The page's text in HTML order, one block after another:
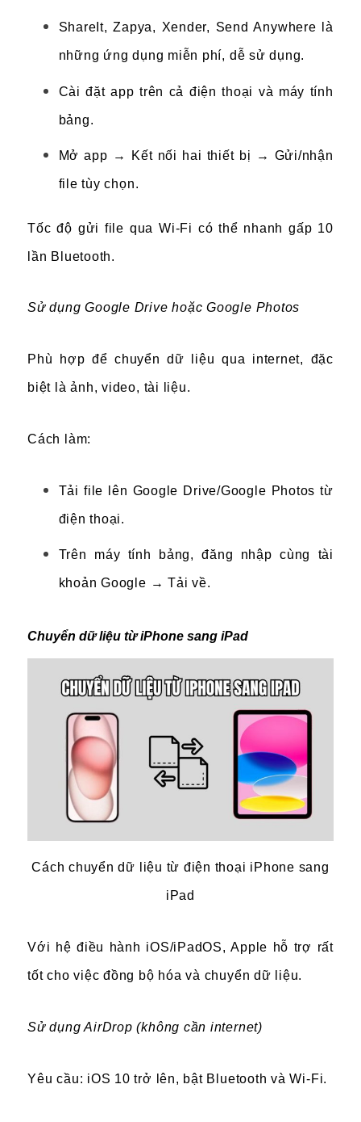
ShareIt, Zapya, Xender, Send Anywhere là
những ứng dụng miễn phí, dễ sử dụng.
Cài đặt app trên cả điện thoại và máy tính
bảng.
Mở app → Kết nối hai thiết bị → Gửi/nhận
file tùy chọn.
Tốc độ gửi file qua Wi-Fi có thể nhanh gấp 10
lần Bluetooth.
Sử dụng Google Drive hoặc Google Photos
Phù hợp để chuyển dữ liệu qua internet, đặc
biệt là ảnh, video, tài liệu.
Cách làm:
Tải file lên Google Drive/Google Photos từ
điện thoại.
Trên máy tính bảng, đăng nhập cùng tài
khoản Google → Tải về.
Chuyển dữ liệu từ iPhone sang iPad
Cách chuyển dữ liệu từ điện thoại iPhone sang
iPad
Với hệ điều hành iOS/iPadOS, Apple hỗ trợ rất
tốt cho việc đồng bộ hóa và chuyển dữ liệu.
Sử dụng AirDrop (không cần internet)
Yêu cầu: iOS 10 trở lên, bật Bluetooth và Wi-Fi.